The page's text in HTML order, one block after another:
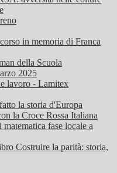
in memoria di Franca
della Scuola
2025
lavoro - Lamitex
la storia d'Europa
la Croce Rossa Italiana
fase locale a
Costruire la parità: storia,